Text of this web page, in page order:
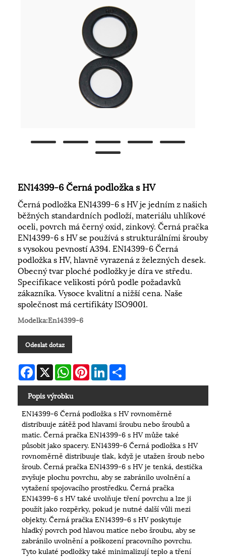
EN14399-6 Černá podložka s HV
Černá podložka EN14399-6 s HV je jedním z našich
běžných standardních podloží, materiálu uhlíkové
oceli, povrch má černý oxid, zinkový. Černá pračka
EN14399-6 s HV se používá s strukturálními šrouby
s vysokou pevností A394. EN14399-6 Černá
podložka s HV, hlavně vyrazená z železných desek.
Obecný tvar ploché podložky je díra ve středu.
Specifikace velikosti pórů podle požadavků
zákazníka. Vysoce kvalitní a nižší cena. Naše
společnost má certifikáty ISO9001.
Modelka:En14399-6
Odeslat dotaz
Facebook
X WhatsAppPinterestLinkedIn
Popis výrobku
EN14399-6 Černá podložka s HV rovnoměrně
distribuuje zátěž pod hlavami šroubu nebo šroubů a
matic. Černá pračka EN14399-6 s HV může také
působit jako spacery. EN14399-6 Černá podložka s HV
rovnoměrně distribuuje tlak, když je utažen šroub nebo
šroub. Černá pračka EN14399-6 s HV je tenká, destička
zvyšuje plochu povrchu, aby se zabránilo uvolnění a
vytažení spojovacího prostředku. Černá pračka
EN14399-6 s HV také uvolňuje tření povrchu a lze ji
použít jako rozpěrky, pokud je nutné další vůli mezi
objekty. Černá pračka EN14399-6 s HV poskytuje
hladký povrch pod hlavou matice nebo šroubu, aby se
zabránilo uvolnění a poškození pracovního povrchu.
Tyto kulaté podložky také minimalizují teplo a tření